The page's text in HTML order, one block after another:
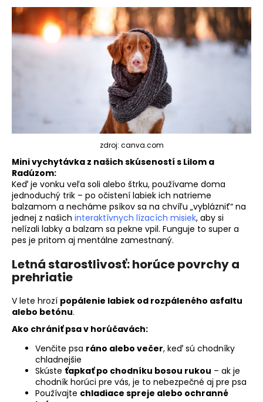
zdroj: canva.com
Mini vychytávka z našich skúseností s Lilom a
Radúzom:
Keď je vonku veľa soli alebo štrku, používame doma
jednoduchý trik – po očistení labiek ich natrieme
balzamom a necháme psíkov sa na chvíľu „vyblázniť“ na
jednej z našich interaktívnych lízacích misiek, aby si
nelízali labky a balzam sa pekne vpil. Funguje to super a
pes je pritom aj mentálne zamestnaný.
Letná starostlivosť: horúce povrchy a
prehriatie
V lete hrozí popálenie labiek od rozpáleného asfaltu
alebo betónu.
Ako chrániť psa v horúčavách:
Venčite psa ráno alebo večer, keď sú chodníky
chladnejšie
Skúste ťapkať po chodníku bosou rukou – ak je
chodník horúci pre vás, je to nebezpečné aj pre psa
Používajte chladiace spreje alebo ochranné